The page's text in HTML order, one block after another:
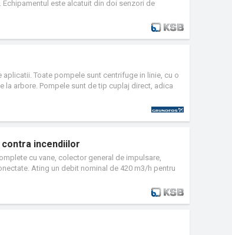
este alcatuit din doi senzori de
este cazul), potentialul de optimizare a sistemului
Toate pompele sunt centrifuge in linie, cu o
la arbore. Pompele sunt de tip cuplaj direct, adica
Motoarele TPE au un convertizor de frecventa
contra incendiilor
cu vane, colector general de impulsare,
Ating un debit nominal de 420 m3/h pentru
pentru orice tip de debit si presiuni nominale. Pe